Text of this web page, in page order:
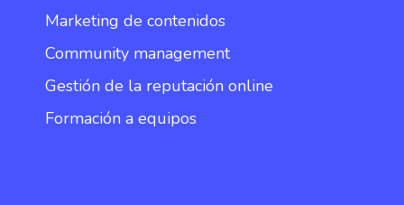
Marketing de contenidos
Community management
Gestión de la reputación online
Formación a equipos